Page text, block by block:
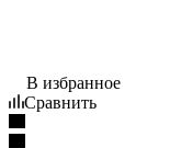
В избранное
Сравнить